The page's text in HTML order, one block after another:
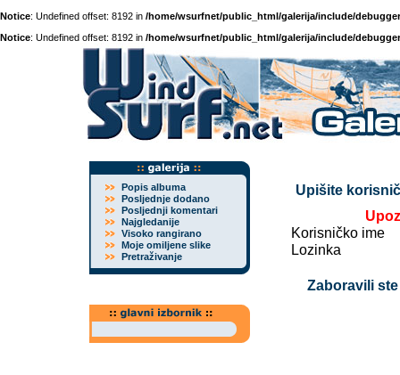
Notice: Undefined offset: 8192 in /home/wsurfnet/public_html/galerija/include/
Notice: Undefined offset: 8192 in /home/wsurfnet/public_html/galerija/include/
Popis albuma
Posljednje dodano
Posljednji komentari
Najgledanije
Visoko rangirano
Moje omiljene slike
Pretraživanje
Upišite
Korisničko ime
Lozinka
Zaboravili